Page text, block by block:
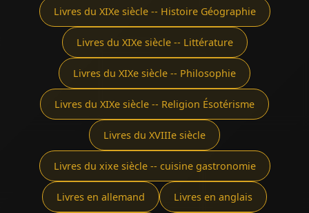
Livres du XIXe siècle -- Histoire Géographie
Livres du XIXe siècle -- Littérature
Livres du XIXe siècle -- Philosophie
Livres du XIXe siècle -- Religion Ésotérisme
Livres du XVIIIe siècle
Livres du xixe siècle -- cuisine gastronomie
Livres en allemand Livres en anglais